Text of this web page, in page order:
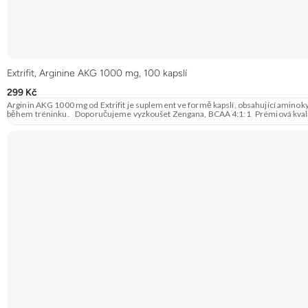
Extrifit, Arginine AKG 1000 mg, 100 kapslí
299 Kč
Arginin AKG 1000 mg od Extrifit je suplement ve formě kapslí, obsahující
během tréninku. Doporučujeme vyzkoušet Zengana,